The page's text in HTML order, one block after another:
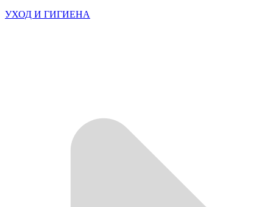
УХОД И ГИГИЕНА